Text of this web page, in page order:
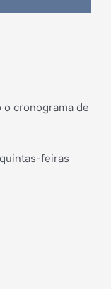
cronograma de
feiras